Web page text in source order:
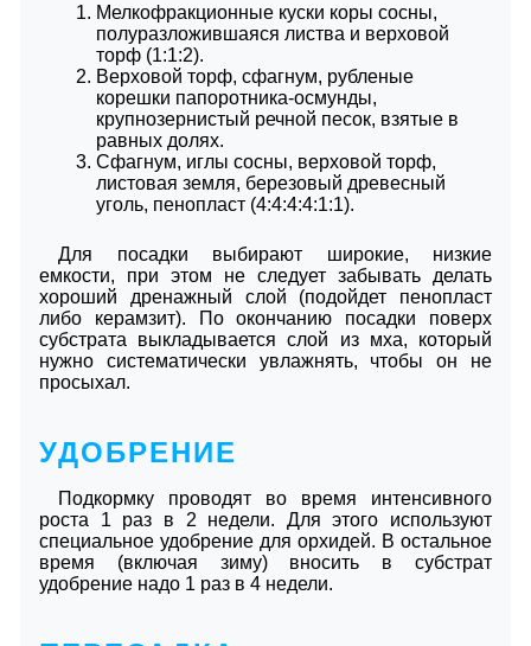
Мелкофракционные куски коры сосны,
полуразложившаяся листва и верховой
торф (1:1:2).
Верховой торф, сфагнум, рубленые
корешки папоротника-осмунды,
крупнозернистый речной песок, взятые в
равных долях.
Сфагнум, иглы сосны, верховой торф,
листовая земля, березовый древесный
уголь, пенопласт (4:4:4:4:1:1).
Для посадки выбирают широкие, низкие
емкости, при этом не следует забывать делать
хороший дренажный слой (подойдет пенопласт
либо керамзит). По окончанию посадки поверх
субстрата выкладывается слой из мха, который
нужно систематически увлажнять, чтобы он не
просыхал.
УДОБРЕНИЕ
Подкормку проводят во время интенсивного
роста 1 раз в 2 недели. Для этого используют
специальное удобрение для орхидей. В остальное
время (включая зиму) вносить в субстрат
удобрение надо 1 раз в 4 недели.